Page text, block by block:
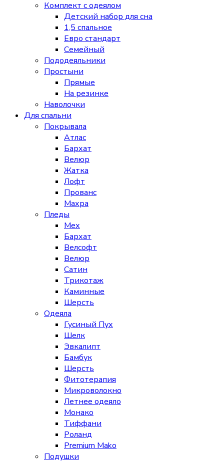
Комплект с одеялом
Детский набор для сна
1,5 спальное
Евро стандарт
Семейный
Пододеяльники
Простыни
Прямые
На резинке
Наволочки
Для спальни
Покрывала
Атлас
Бархат
Велюр
Жатка
Лофт
Прованс
Махра
Пледы
Мех
Бархат
Велсофт
Велюр
Сатин
Трикотаж
Каминные
Шерсть
Одеяла
Гусиный Пух
Шелк
Эвкалипт
Бамбук
Шерсть
Фитотерапия
Микроволокно
Летнее одеяло
Монако
Тиффани
Роланд
Premium Mako
Подушки